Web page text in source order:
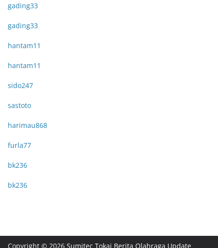
gading33
gading33
hantam11
hantam11
sido247
sastoto
harimau868
furla77
bk236
bk236
Copyright © 2026 Sumitec Tokai Berita Olahraga Update